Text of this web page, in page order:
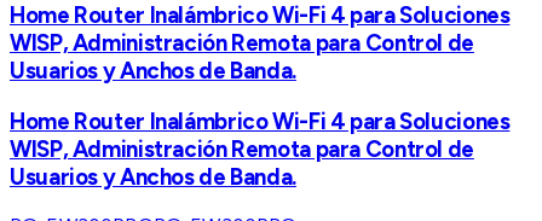
Home Router Inalámbrico Wi-Fi 4 para Soluciones
WISP, Administración Remota para Control de
Usuarios y Anchos de Banda.
Home Router Inalámbrico Wi-Fi 4 para Soluciones
WISP, Administración Remota para Control de
Usuarios y Anchos de Banda.